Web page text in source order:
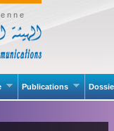
Publications